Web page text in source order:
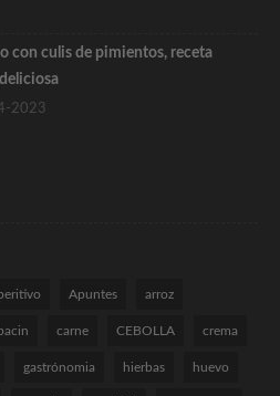
con culis de pimientos, receta
2023
Apuntes arroz
carne CEBOLLA crema
gastrónomia hierbas huevo